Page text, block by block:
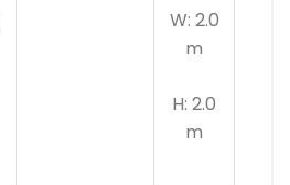
W: 2.0
m
H: 2.0
m